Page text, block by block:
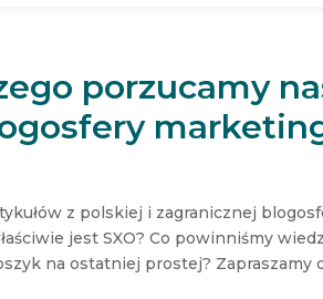
porzucamy
z polskiej i zagranicznej
jest SXO? Co powinniśmy
na ostatniej prostej? Zapraszamy